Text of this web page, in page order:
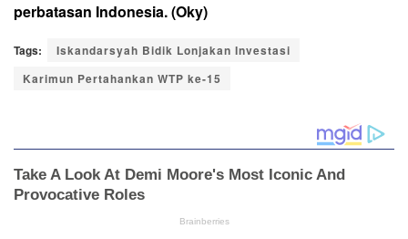
perbatasan Indonesia. (Oky)
Tags:
Iskandarsyah Bidik Lonjakan Investasi
Karimun Pertahankan WTP ke-15